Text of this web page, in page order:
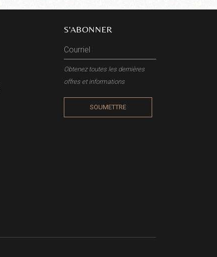
S'ABONNER
Obtenez toutes les dernières
offres et informations
SOUMETTRE